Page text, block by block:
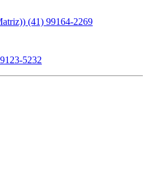
(41) 99164-2269
5232